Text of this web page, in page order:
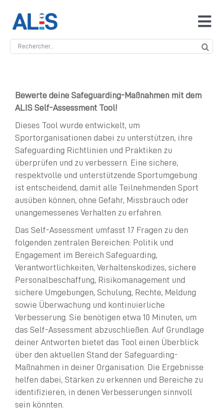
content
Search
Accueil
Safeguarding
Contact
Signalement
Bewerte deine Safeguarding-Maßnahmen mit dem
ALIS Self-Assessment Tool!
Dieses Tool wurde entwickelt, um
Sportorganisationen dabei zu unterstützen, ihre
Safeguarding Richtlinien und Praktiken zu
überprüfen und zu verbessern. Eine sichere,
respektvolle und unterstützende Sportumgebung
ist entscheidend, damit alle Teilnehmenden Sport
ausüben können, ohne Gefahr, Missbrauch oder
unangemessenes Verhalten zu erfahren.
Das Self-Assessment umfasst 17 Fragen zu den
folgenden zentralen Bereichen: Politik und
Engagement im Bereich Safeguarding,
Verantwortlichkeiten, Verhaltenskodizes, sichere
Personalbeschaffung, Risikomanagement und
sichere Umgebungen, Schulung, Rechte, Meldung
sowie Überwachung und kontinuierliche
Verbesserung. Sie benötigen etwa 10 Minuten, um
das Self-Assessment abzuschließen. Auf Grundlage
deiner Antworten bietet das Tool einen Überblick
über den aktuellen Stand der Safeguarding-
Maßnahmen in deiner Organisation. Die Ergebnisse
helfen dabei, Stärken zu erkennen und Bereiche zu
identifizieren, in denen Verbesserungen sinnvoll
sein könnten.